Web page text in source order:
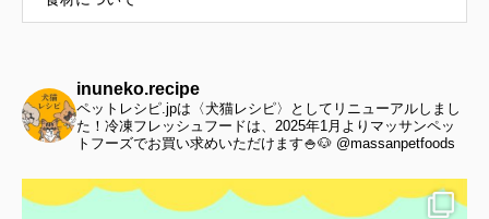
inuneko.recipe
ペットレシピ.jpは〈犬猫レシピ〉としてリニューアルしまし
た！冷凍フレッシュフードは、2025年1月よりマッサンペッ
トフーズでお買い求めいただけます🍚🐶 @massanpetfoods